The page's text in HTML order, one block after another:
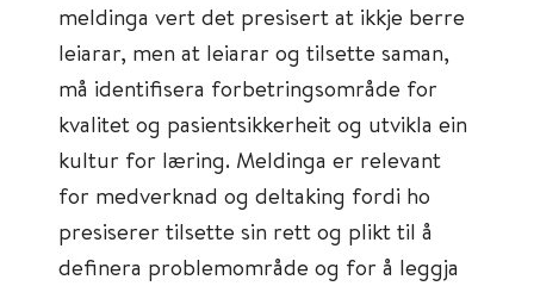
meldinga vert det presisert at ikkje berre
leiarar, men at leiarar og tilsette saman,
må identifisera forbetringsområde for
kvalitet og pasientsikkerheit og utvikla ein
kultur for læring. Meldinga er relevant
for medverknad og deltaking fordi ho
presiserer tilsette sin rett og plikt til å
definera problemområde og for å leggja